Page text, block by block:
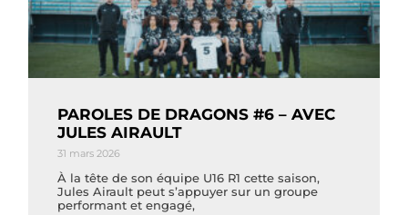
PAROLES DE DRAGONS #6 – AVEC
JULES AIRAULT
31 mars 2026
À la tête de son équipe U16 R1 cette saison,
Jules Airault peut s’appuyer sur un groupe
performant et engagé,